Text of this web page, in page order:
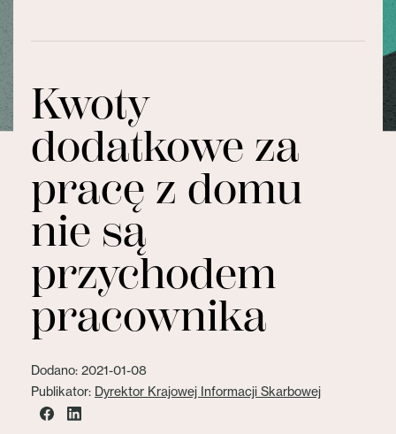
Kwoty
dodatkowe za
pracę z domu
nie są
przychodem
pracownika
Dodano: 2021-01-08
Publikator: Dyrektor Krajowej Informacji Skarbowej